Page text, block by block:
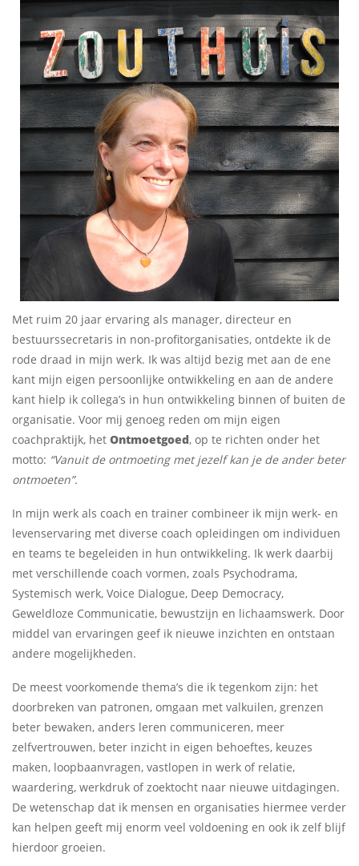
Met ruim 20 jaar ervaring als manager, directeur en
bestuurssecretaris in non-profitorganisaties, ontdekte ik de
rode draad in mijn werk. Ik was altijd bezig met aan de ene
kant mijn eigen persoonlijke ontwikkeling en aan de andere
kant hielp ik collega’s in hun ontwikkeling binnen of buiten de
organisatie. Voor mij genoeg reden om mijn eigen
coachpraktijk, het Ontmoetgoed, op te richten onder het
motto: “Vanuit de ontmoeting met jezelf kan je de ander beter
ontmoeten”.
In mijn werk als coach en trainer combineer ik mijn werk- en
levenservaring met diverse coach opleidingen om individuen
en teams te begeleiden in hun ontwikkeling. Ik werk daarbij
met verschillende coach vormen, zoals Psychodrama,
Systemisch werk, Voice Dialogue, Deep Democracy,
Geweldloze Communicatie, bewustzijn en lichaamswerk. Door
middel van ervaringen geef ik nieuwe inzichten en ontstaan
andere mogelijkheden.
De meest voorkomende thema’s die ik tegenkom zijn: het
doorbreken van patronen, omgaan met valkuilen, grenzen
beter bewaken, anders leren communiceren, meer
zelfvertrouwen, beter inzicht in eigen behoeftes, keuzes
maken, loopbaanvragen, vastlopen in werk of relatie,
waardering, werkdruk of zoektocht naar nieuwe uitdagingen.
De wetenschap dat ik mensen en organisaties hiermee verder
kan helpen geeft mij enorm veel voldoening en ook ik zelf blijf
hierdoor groeien.